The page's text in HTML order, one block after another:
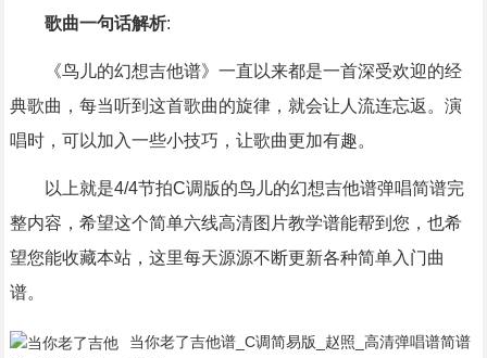
歌曲一句话解析:
《鸟儿的幻想吉他谱》一直以来都是一首深受欢迎的经
典歌曲，每当听到这首歌曲的旋律，就会让人流连忘返。演
唱时，可以加入一些小技巧，让歌曲更加有趣。
以上就是4/4节拍C调版的鸟儿的幻想吉他谱弹唱简谱完
整内容，希望这个简单六线高清图片教学谱能帮到您，也希
望您能收藏本站，这里每天源源不断更新各种简单入门曲
谱。
当你老了吉他谱_C调简易版_赵照_高清弹唱谱简谱